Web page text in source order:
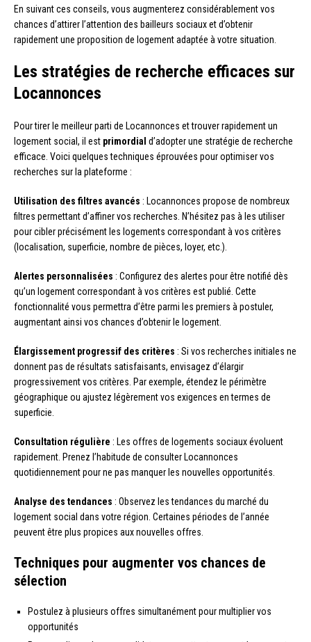
En suivant ces conseils, vous augmenterez considérablement vos
chances d’attirer l’attention des bailleurs sociaux et d’obtenir
rapidement une proposition de logement adaptée à votre situation.
Les stratégies de recherche efficaces sur
Locannonces
Pour tirer le meilleur parti de Locannonces et trouver rapidement un
logement social, il est primordial d’adopter une stratégie de recherche
efficace. Voici quelques techniques éprouvées pour optimiser vos
recherches sur la plateforme :
Utilisation des filtres avancés : Locannonces propose de nombreux
filtres permettant d’affiner vos recherches. N’hésitez pas à les utiliser
pour cibler précisément les logements correspondant à vos critères
(localisation, superficie, nombre de pièces, loyer, etc.).
Alertes personnalisées : Configurez des alertes pour être notifié dès
qu’un logement correspondant à vos critères est publié. Cette
fonctionnalité vous permettra d’être parmi les premiers à postuler,
augmentant ainsi vos chances d’obtenir le logement.
Élargissement progressif des critères : Si vos recherches initiales ne
donnent pas de résultats satisfaisants, envisagez d’élargir
progressivement vos critères. Par exemple, étendez le périmètre
géographique ou ajustez légèrement vos exigences en termes de
superficie.
Consultation régulière : Les offres de logements sociaux évoluent
rapidement. Prenez l’habitude de consulter Locannonces
quotidiennement pour ne pas manquer les nouvelles opportunités.
Analyse des tendances : Observez les tendances du marché du
logement social dans votre région. Certaines périodes de l’année
peuvent être plus propices aux nouvelles offres.
Techniques pour augmenter vos chances de
sélection
Postulez à plusieurs offres simultanément pour multiplier vos
opportunités